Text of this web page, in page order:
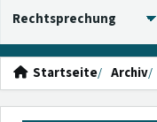
Startseite Archiv